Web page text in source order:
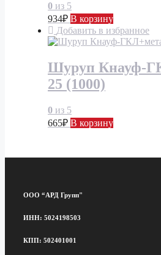
0 из 5
934₽ В корзину
Добавить в избранное
Шуруп Кнауф-
25 (1000)
0 из 5
665₽ В корзину
ООО “АРД Групп"
ИНН: 5024198503
КПП: 502401001